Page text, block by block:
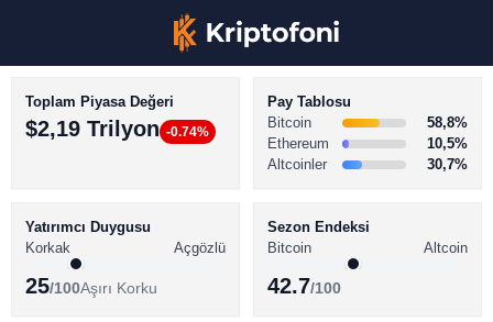
BİTCOİN HABERLERİ
ALTCOİN HABERLERİ
Toplam Piyasa Değeri
$2,19 Trilyon -0.74%
Pay Tablosu
Bitcoin
58,8%
Ethereum
10,5%
Altcoinler
30,7%
Yatırımcı Duygusu
Korkak
Açgözlü
25/100Aşırı Korku
Sezon Endeksi
Bitcoin
Altcoin
42.7/100